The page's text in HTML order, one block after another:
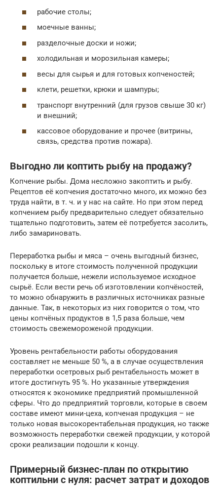
рабочие столы;
моечные ванны;
разделочные доски и ножи;
холодильная и морозильная камеры;
весы для сырья и для готовых копченостей;
клети, решетки, крюки и шампуры;
транспорт внутренний (для грузов свыше 30 кг)
и внешний;
кассовое оборудование и прочее (витрины,
связь, средства против пожара).
Выгодно ли коптить рыбу на продажу?
Копчение рыбы. Дома несложно закоптить и рыбу.
Рецептов её копчения достаточно много, их можно без
труда найти, в т. ч. и у нас на сайте. Но при этом перед
копчением рыбу предварительно следует обязательно
тщательно подготовить, затем её потребуется засолить,
либо замариновать.
Переработка рыбы и мяса – очень выгодный бизнес,
поскольку в итоге стоимость полученной продукции
получается больше, нежели используемое исходное
сырьё. Если вести речь об изготовлении копчёностей,
то можно обнаружить в различных источниках разные
данные. Так, в некоторых из них говорится о том, что
цены копчёных продуктов в 1,5 раза больше, чем
стоимость свежемороженой продукции.
Уровень рентабельности работы оборудования
составляет не меньше 50 %, а в случае осуществления
переработки осетровых рыб рентабельность может в
итоге достигнуть 95 %. Но указанные утверждения
относятся к экономике предприятий промышленной
сферы. Что до предприятий торговли, которые в своем
составе имеют мини-цеха, копченая продукция – не
только новая высокорентабельная продукция, но также
возможность переработки свежей продукции, у которой
сроки реализации подошли к концу.
Примерный бизнес-план по открытию
коптильни с нуля: расчет затрат и доходов